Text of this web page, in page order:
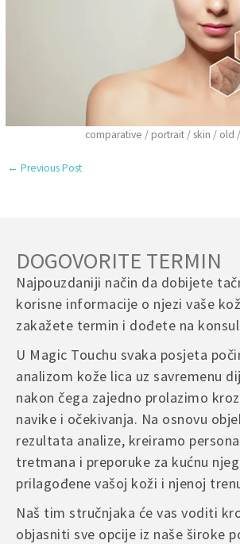
comparative / portrait / skin / old
← Previous Post
DOGOVORITE TERMIN
Najpouzdaniji način da dobijete
korisne informacije o njezi vaše
zakažete termin i dođete na
U Magic Touchu svaka posjeta
analizom kože lica uz savremenu
nakon čega zajedno prolazimo
navike i očekivanja. Na osnovu
rezultata analize, kreiramo
tretmana i preporuke za kućnu
prilagođene vašoj koži i njenoj
Naš tim stručnjaka će vas voditi
objasniti sve opcije iz naše široke